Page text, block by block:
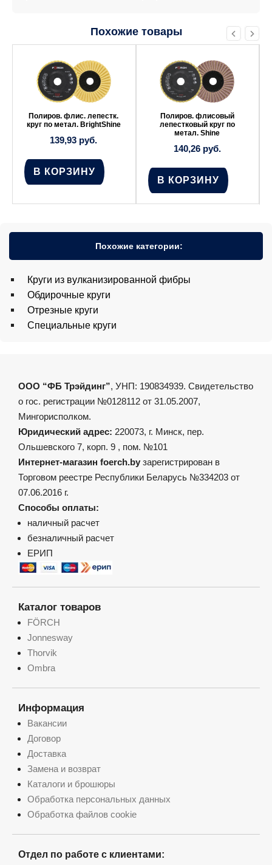
Похожие товары
Полиров. флис. лепестк.
круг по метал. BrightShine
139,93 руб.
В КОРЗИНУ
Полиров. флисовый
лепестковый круг по
метал. Shine
140,26 руб.
В КОРЗИНУ
Похожие категории:
Круги из вулканизированной фибры
Обдирочные круги
Отрезные круги
Специальные круги
ООО “ФБ Трэйдинг”, УНП: 190834939. Свидетельство
о гос. регистрации №0128112 от 31.05.2007,
Мингорисполком.
Юридический адрес: 220073, г. Минск, пер.
Ольшевского 7, корп. 9 , пом. №101
Интернет-магазин foerch.by зарегистрирован в
Торговом реестре Республики Беларусь №334203 от
07.06.2016 г.
Способы оплаты:
наличный расчет
безналичный расчет
ЕРИП
Каталог товаров
FÖRCH
Jonnesway
Thorvik
Ombra
Информация
Вакансии
Договор
Доставка
Замена и возврат
Каталоги и брошюры
Обработка персональных данных
Обработка файлов cookie
Отдел по работе с клиентами: